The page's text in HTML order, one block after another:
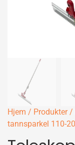
Hjem / Produkter/
tannsparkel 110-